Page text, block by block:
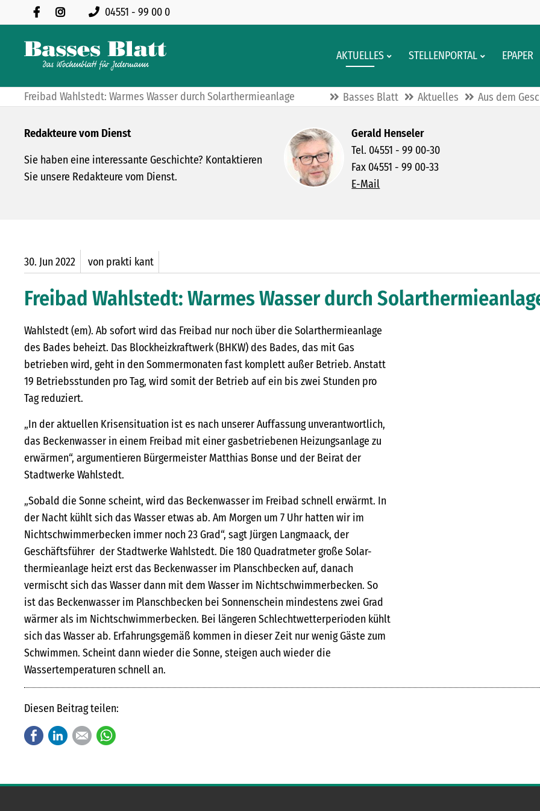
04551 - 99 00 0
AKTUELLES STELLENPORTAL EPAPER
Freibad Wahlstedt: Warmes Wasser durch Solarthermieanlage Basses Blatt Aktuelles Aus dem
Redakteure vom Dienst
Sie haben eine interessante Geschichte? Kontaktieren
Sie unsere Redakteure vom Dienst.
Gerald Henseler
Tel. 04551 - 99 00-30
Fax 04551 - 99 00-33
E-Mail
30. Jun2022 von prakti kant
Freibad Wahlstedt: Warmes Wasser durch
Wahlstedt (em). Ab sofort wird das Freibad nur noch über die Solarthermieanlage
des Bades beheizt. Das Blockheizkraftwerk (BHKW) des Bades, das mit Gas
betrieben wird, geht in den Sommermonaten fast komplett außer Betrieb. Anstatt
19 Betriebsstunden pro Tag, wird somit der Betrieb auf ein bis zwei Stunden pro
Tag reduziert.
„In der aktuellen Krisensituation ist es nach unserer Auffassung unverantwortlich,
das Beckenwasser in einem Freibad mit einer gasbetriebenen Heizungsanlage zu
erwärmen“, argumentieren Bürgermeister Matthias Bonse und der Beirat der
Stadtwerke Wahlstedt.
„Sobald die Sonne scheint, wird das Beckenwasser im Freibad schnell erwärmt. In
der Nacht kühlt sich das Wasser etwas ab. Am Morgen um 7 Uhr hatten wir im
Nichtschwimmerbecken immer noch 23 Grad“, sagt Jürgen Langmaack, der
Geschäftsführer der Stadtwerke Wahlstedt. Die 180 Quadratmeter große Solar-
thermieanlage heizt erst das Beckenwasser im Planschbecken auf, danach
vermischt sich das Wasser dann mit dem Wasser im Nichtschwimmerbecken. So
ist das Beckenwasser im Planschbecken bei Sonnenschein mindestens zwei Grad
wärmer als im Nichtschwimmerbecken. Bei längeren Schlechtwetterperioden kühlt
sich das Wasser ab. Erfahrungsgemäß kommen in dieser Zeit nur wenig Gäste zum
Schwimmen. Scheint dann wieder die Sonne, steigen auch wieder die
Wassertemperaturen schnell an.
Diesen Beitrag teilen:
FacebookLinkedInE-mail